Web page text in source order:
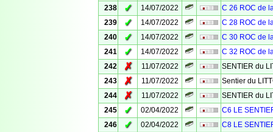
238
✓ 14/07/2022
C 26 ROC de
239
✓ 14/07/2022
C 28 ROC de
240
✓ 14/07/2022
C 30 ROC de
241
✓ 14/07/2022
C 32 ROC de
242
✗ 11/07/2022
SENTIER du
243
✗ 11/07/2022
Sentier du
244
✗ 11/07/2022
SENTIER du
245
✓ 02/04/2022
C6 LE
246
✓ 02/04/2022
C8 LE